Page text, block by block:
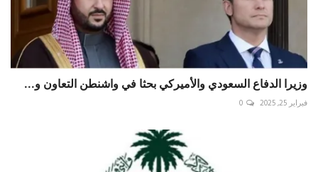
وزيرا الدفاع السعودي والأميركي بحثا في واشنطن التعاون و...
فبراير 25, 2025 0